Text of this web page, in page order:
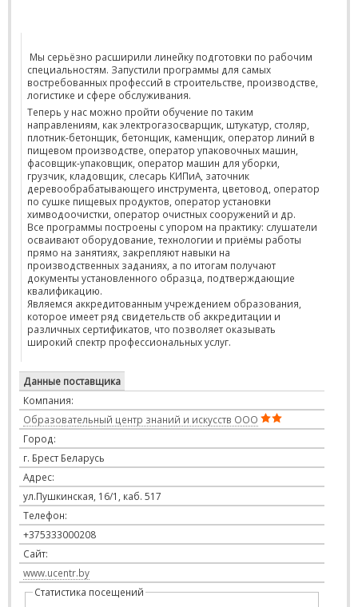
Мы серьёзно расширили линейку подготовки по рабочим
специальностям. Запустили программы для самых
востребованных профессий в строительстве, производстве,
логистике и сфере обслуживания.
Теперь у нас можно пройти обучение по таким
направлениям, как электрогазосварщик, штукатур, столяр,
плотник-бетонщик, бетонщик, каменщик, оператор линий в
пищевом производстве, оператор упаковочных машин,
фасовщик-упаковщик, оператор машин для уборки,
грузчик, кладовщик, слесарь КИПиА, заточник
деревообрабатывающего инструмента, цветовод, оператор
по сушке пищевых продуктов, оператор установки
химводоочистки, оператор очистных сооружений и др.
Все программы построены с упором на практику: слушатели
осваивают оборудование, технологии и приёмы работы
прямо на занятиях, закрепляют навыки на
производственных заданиях, а по итогам получают
документы установленного образца, подтверждающие
квалификацию.
Являемся аккредитованным учреждением образования,
которое имеет ряд свидетельств об аккредитации и
различных сертификатов, что позволяет оказывать
широкий спектр профессиональных услуг.
Данные поставщика
Компания:
Образовательный центр знаний и искусств ООО
Город:
г. Брест Беларусь
Адрес:
ул.Пушкинская, 16/1, каб. 517
Телефон:
+375333000208
Сайт:
www.ucentr.by
Статистика посещений